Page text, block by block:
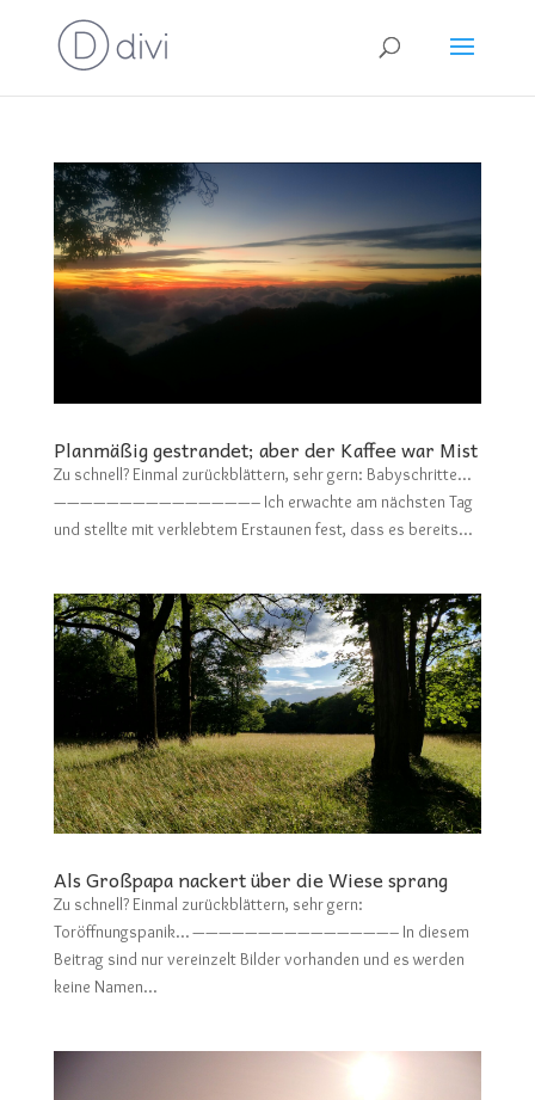
Planmäßig gestrandet; aber der Kaffee war Mist
Zu schnell? Einmal zurückblättern, sehr gern: Babyschritte…
———————————————– Ich erwachte am nächsten Tag
und stellte mit verklebtem Erstaunen fest, dass es bereits...
Als Großpapa nackert über die Wiese sprang
Zu schnell? Einmal zurückblättern, sehr gern:
Toröffnungspanik… ———————————————– In diesem
Beitrag sind nur vereinzelt Bilder vorhanden und es werden
keine Namen...